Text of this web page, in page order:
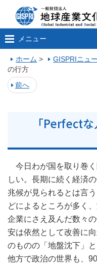
メニュー
ホーム > GISPRIニュ
の行方
前へ
「Perfect
今日わが国を取り巻
しい。長期に続く経済
兆候が見られるとは言
どによるところが多く
企業にさえ及んだ数々
安は依然として改善に
のものの「地盤沈下」
他方で政治の世界も、